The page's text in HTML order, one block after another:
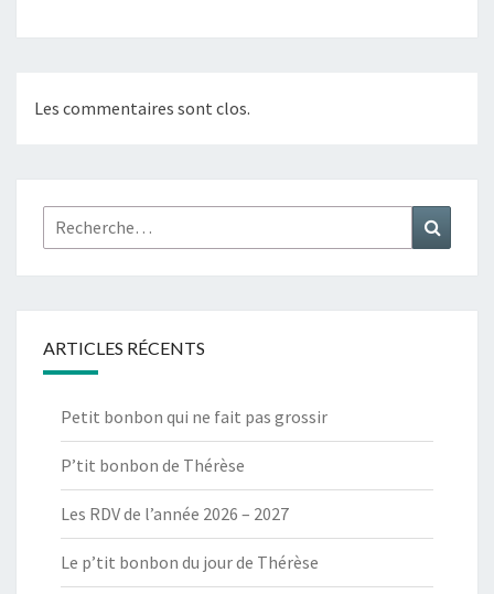
Les commentaires sont clos.
Rechercher :
ARTICLES RÉCENTS
Petit bonbon qui ne fait pas grossir
P’tit bonbon de Thérèse
Les RDV de l’année 2026 – 2027
Le p’tit bonbon du jour de Thérèse